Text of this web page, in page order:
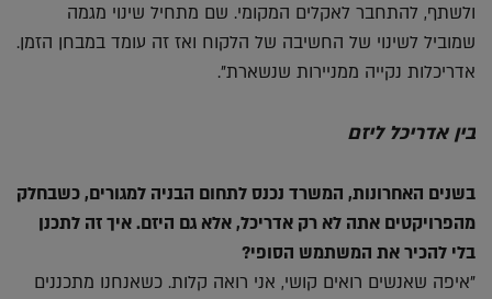
ולשתף, להתחבר לאקלים המקומי. שם מתחיל שינוי מגמה
שמוביל לשינוי של החשיבה של הלקוח ואז זה עומד במבחן הזמן.
אדריכלות נקייה ממניירות שנשארת".
בין אדריכל ליזם
בשנים האחרונות, המשרד נכנס לתחום הבניה למגורים, כשבחלק
מהפרויקטים אתה לא רק אדריכל, אלא גם היזם. איך זה לתכנן
בלי להכיר את המשתמש הסופי?
"איפה שאנשים רואים קושי, אני רואה קלות. כשאנחנו מתכננים